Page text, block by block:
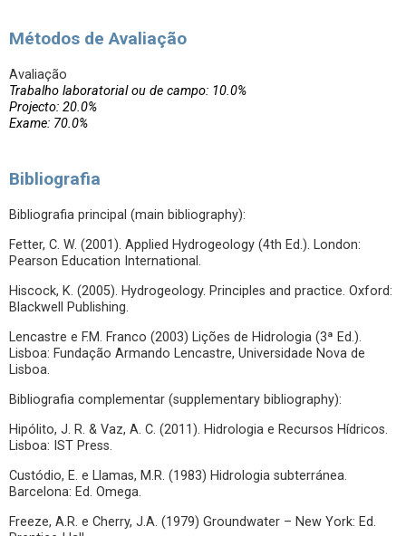
Métodos de Avaliação
Avaliação
Trabalho laboratorial ou de campo: 10.0%
Projecto: 20.0%
Exame: 70.0%
Bibliografia
Bibliografia principal (main bibliography):
Fetter, C. W. (2001). Applied Hydrogeology (4th Ed.). London:
Pearson Education International.
Hiscock, K. (2005). Hydrogeology. Principles and practice. Oxford:
Blackwell Publishing.
Lencastre e F.M. Franco (2003) Lições de Hidrologia (3ª Ed.).
Lisboa: Fundação Armando Lencastre, Universidade Nova de
Lisboa.
Bibliografia complementar (supplementary bibliography):
Hipólito, J. R. & Vaz, A. C. (2011). Hidrologia e Recursos Hídricos.
Lisboa: IST Press.
Custódio, E. e Llamas, M.R. (1983) Hidrologia subterránea.
Barcelona: Ed. Omega.
Freeze, A.R. e Cherry, J.A. (1979) Groundwater – New York: Ed.